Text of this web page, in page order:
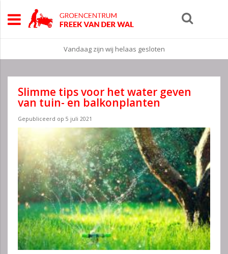
Vandaag zijn wij helaas gesloten
Slimme tips voor het water geven
van tuin- en balkonplanten
Gepubliceerd op 5 juli 2021